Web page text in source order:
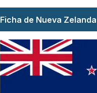
Ficha de Nueva Zelanda